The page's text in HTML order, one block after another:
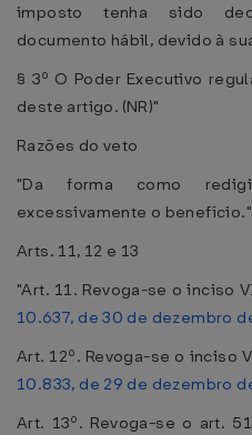
imposto tenha sido
documento hábil, devido à
§ 3º O Poder Executivo
deste artigo. (NR)"
Razões do veto
"Da forma como
excessivamente o benefício."
Arts. 11, 12 e 13
"Art. 11. Revoga-se o inciso
10.637, de 30 de dezembro
Art. 12º. Revoga-se o inciso
10.833, de 29 de dezembro
Art. 13º. Revoga-se o art.